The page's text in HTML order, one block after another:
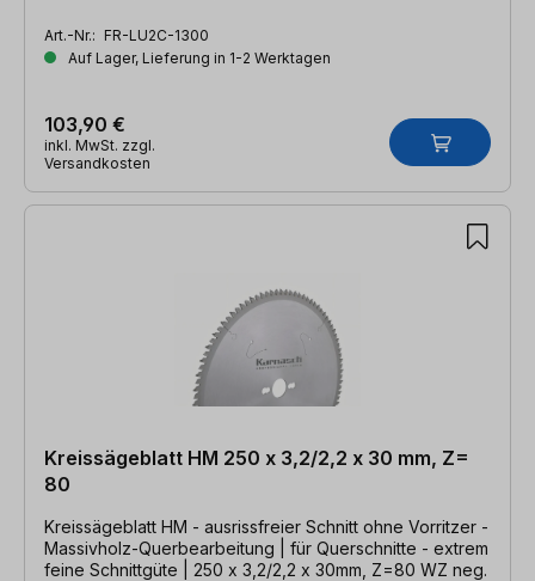
Art.-Nr.: FR-LU2C-1300
Auf Lager, Lieferung in 1-2 Werktagen
103,90 €
inkl. MwSt. zzgl.
Versandkosten
Kreissägeblatt HM 250 x 3,2/2,2 x 30 mm, Z=
80
Kreissägeblatt HM - ausrissfreier Schnitt ohne Vorritzer -
Massivholz-Querbearbeitung | für Querschnitte - extrem
feine Schnittgüte | 250 x 3,2/2,2 x 30mm, Z=80 WZ neg.